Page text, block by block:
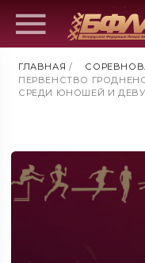
ГЛАВНАЯ /
ПЕРВЕНСТВО
СРЕДИ ЮНОШЕЙ И